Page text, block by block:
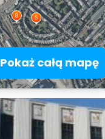
Pokaż całą mapę